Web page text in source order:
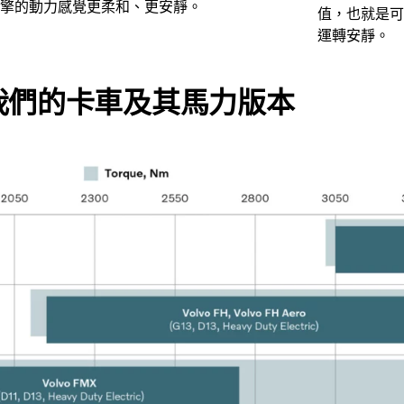
的動力感覺更柔和、更安靜。
值，也就是
運轉安靜。
們的卡車及其馬力版本